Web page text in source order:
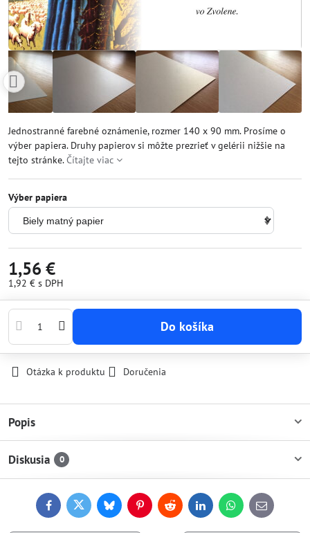
Jednostranné farebné oznámenie, rozmer 140 x 90 mm. Prosíme o
výber papiera. Druhy papierov si môžte prezrieť v gelérii nižšie na
tejto stránke.Čítajte viac
Výber papiera
1,56 €
1,92 € s DPH
Do košíka
Otázka k produktu Doručenia
Popis
Diskusia 0
FacebookTwitterBlueskyPinterestReddit LinkedInWhatsApp
E-
mail